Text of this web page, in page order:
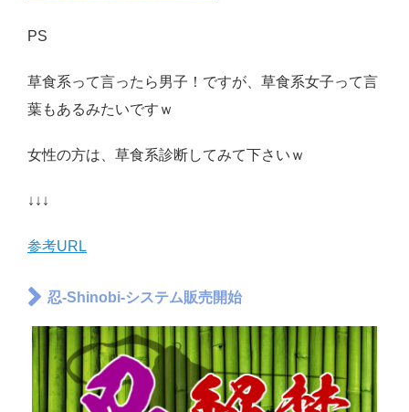
PS
草食系って言ったら男子！ですが、草食系女子って言
葉もあるみたいですｗ
女性の方は、草食系診断してみて下さいｗ
↓↓↓
参考URL
忍-Shinobi-システム販売開始